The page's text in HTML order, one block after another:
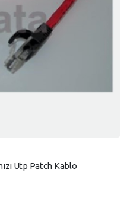
Utp Patch Kablo